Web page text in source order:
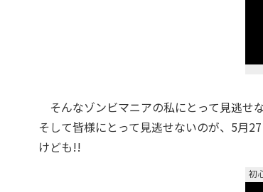
そんなゾンビマニアの私にとって見逃せ
そして皆様にとって見逃せないのが、5月
けども!!
初